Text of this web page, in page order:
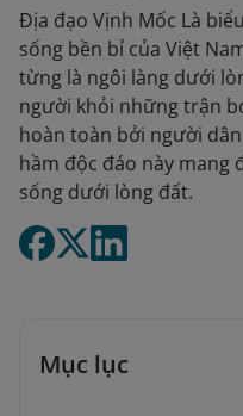
Địa đạo Vịnh Mốc Là
sống bền bỉ của Việt
từng là ngôi làng dưới
người khỏi những trận
hoàn toàn bởi người
hầm độc đáo này mang
sống dưới lòng đất.
Mục lục